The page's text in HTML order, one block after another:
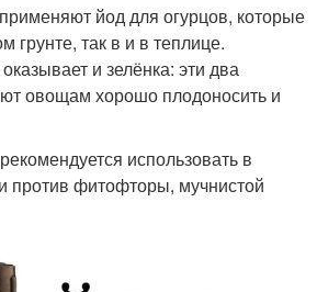
йод для огурцов, которые
грунте, так в и в теплице.
и зелёнка: эти два
овощам хорошо плодоносить и
использовать в
против фитофторы, мучнистой